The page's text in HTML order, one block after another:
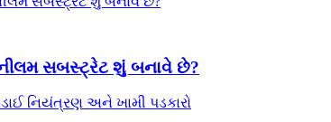
સબસ્ટ્રેટ શું બનાવે છે?